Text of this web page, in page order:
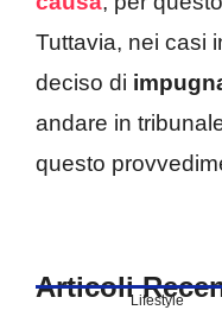
Tuttavia, nei casi
deciso di
andare in
questo
ArticoliLifestyle